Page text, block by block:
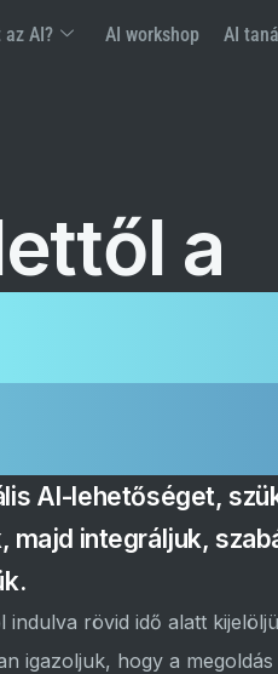
AI? AI workshop AI
a
AI-lehetőséget,
majd integráljuk,
rövid idő alatt
igazoljuk, hogy a